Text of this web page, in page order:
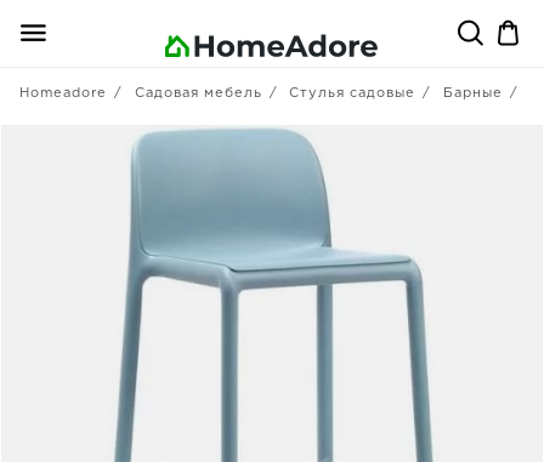
Homeadore Садовая мебель Стулья садовые Барные